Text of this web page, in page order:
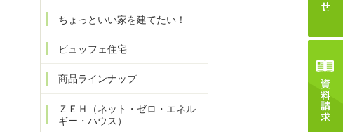
ちょっといい家を建てたい！
ビュッフェ住宅
商品ラインナップ
ＺＥＨ（ネット・ゼロ・エネル
ギー・ハウス）